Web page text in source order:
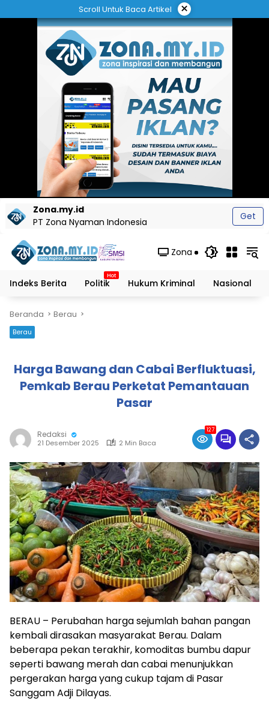
ke
Scroll Untuk Baca Artikel ×
Zona.my.id
PT Zona Nyaman Indonesia
Get
Zona
Indeks Berita Politik Hukum Kriminal Nasional
Beranda Berau
Berau
Harga Bawang dan Cabai Berfluktuasi,
Pemkab Berau Perketat Pemantauan
Pasar
Redaksi
21 Desember 2025 2 Min Baca
127
BERAU – Perubahan harga sejumlah bahan pangan
kembali dirasakan masyarakat Berau. Dalam
beberapa pekan terakhir, komoditas bumbu dapur
seperti bawang merah dan cabai menunjukkan
pergerakan harga yang cukup tajam di Pasar
Sanggam Adji Dilayas.